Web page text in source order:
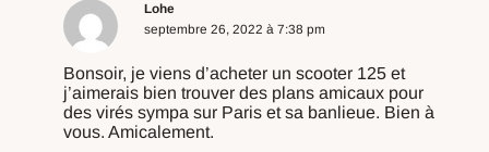
Lohe
septembre 26, 2022 à 7:38 pm
Bonsoir, je viens d’acheter un scooter 125 et
j’aimerais bien trouver des plans amicaux pour
des virés sympa sur Paris et sa banlieue. Bien à
vous. Amicalement.